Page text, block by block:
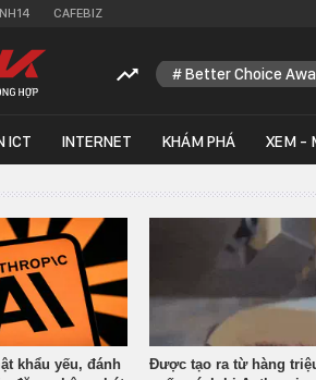
CAFEBIZ
Better Choice
ICT INTERNET KHÁM PHÁ XEM -
khẩu yếu, đánh
Được tạo ra từ hàng